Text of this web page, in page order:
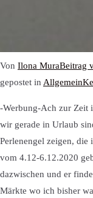
Von Ilona MuraBeitrag
gepostet in Allgemein
-Werbung-Ach zur Zeit
wir gerade in Urlaub
Perlenengel zeigen,
vom 4.12-6.12.2020
dazwischen und er
Märkte wo ich bisher